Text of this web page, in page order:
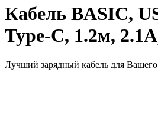
Кабель BASIC,
Type-C, 1.2м,
Лучший зарядный кабель для